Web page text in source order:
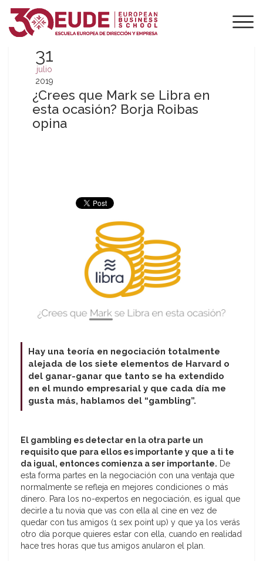
31
julio
2019
¿Crees que Mark se Libra en
esta ocasión? Borja Roibas
opina
Hay una teoría en negociación totalmente
alejada de los siete elementos de Harvard o
del ganar-ganar que tanto se ha extendido
en el mundo empresarial y que cada día me
gusta más, hablamos del “gambling”.
El gambling es detectar en la otra parte un
requisito que para ellos es importante y que a ti te
da igual, entonces comienza a ser importante. De
esta forma partes en la negociación con una ventaja que
normalmente se refleja en mejores condiciones o más
dinero. Para los no-expertos en negociación, es igual que
decirle a tu novia que vas con ella al cine en vez de
quedar con tus amigos (1 sex point up) y que ya los verás
otro día porque quieres estar con ella, cuando en realidad
hace tres horas que tus amigos anularon el plan.